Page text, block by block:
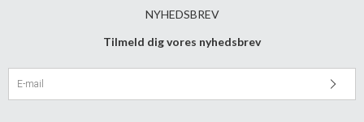
NYHEDSBREV
Tilmeld dig vores nyhedsbrev